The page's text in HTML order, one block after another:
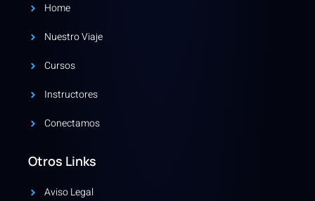
Home
Nuestro Viaje
Cursos
Instructores
Conectamos
Otros Links
Aviso Legal